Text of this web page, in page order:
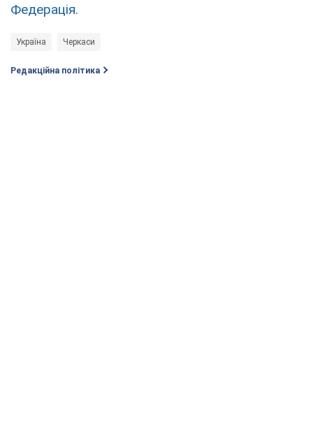
Федерація.
Україна Черкаси
Редакційна політика